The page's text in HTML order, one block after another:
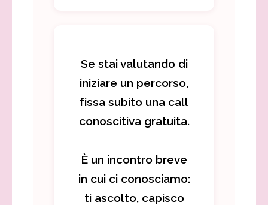
Se stai valutando di
iniziare un percorso,
fissa subito una call
conoscitiva gratuita.
È un incontro breve
in cui ci conosciamo:
ti ascolto, capisco